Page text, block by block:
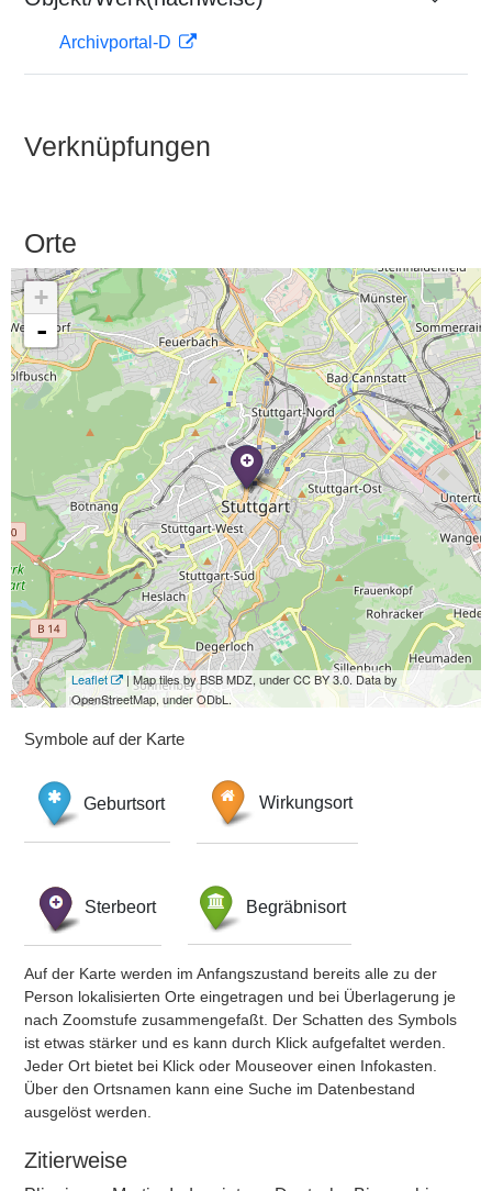
Archivportal-D
Verknüpfungen
Orte
+
-
Leaflet
| Map tiles by BSB MDZ, under CC BY 3.0. Data by
OpenStreetMap, under ODbL.
Symbole auf der Karte
Geburtsort Wirkungsort
Sterbeort Begräbnisort
Auf der Karte werden im Anfangszustand bereits alle zu der
Person lokalisierten Orte eingetragen und bei Überlagerung je
nach Zoomstufe zusammengefaßt. Der Schatten des Symbols
ist etwas stärker und es kann durch Klick aufgefaltet werden.
Jeder Ort bietet bei Klick oder Mouseover einen Infokasten.
Über den Ortsnamen kann eine Suche im Datenbestand
ausgelöst werden.
Zitierweise